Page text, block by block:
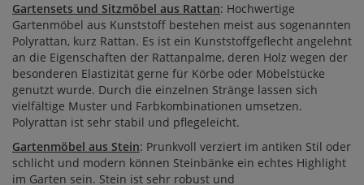
Gartensets und Sitzmöbel aus Rattan: Hochwertige
Gartenmöbel aus Kunststoff bestehen meist aus sogenannten
Polyrattan, kurz Rattan. Es ist ein Kunststoffgeflecht angelehnt
an die Eigenschaften der Rattanpalme, deren Holz wegen der
besonderen Elastizität gerne für Körbe oder Möbelstücke
genutzt wurde. Durch die einzelnen Stränge lassen sich
vielfältige Muster und Farbkombinationen umsetzen.
Polyrattan ist sehr stabil und pflegeleicht.
Gartenmöbel aus Stein: Prunkvoll verziert im antiken Stil oder
schlicht und modern können Steinbänke ein echtes Highlight
im Garten sein. Stein ist sehr robust und